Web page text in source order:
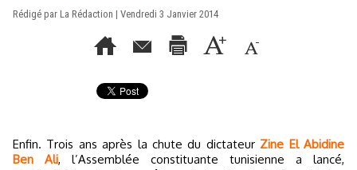
Rédigé par La Rédaction | Vendredi 3 Janvier 2014
Enfin. Trois ans après la chute du dictateur Zine El Abidine
Ben Ali, l’Assemblée constituante tunisienne a lancé,